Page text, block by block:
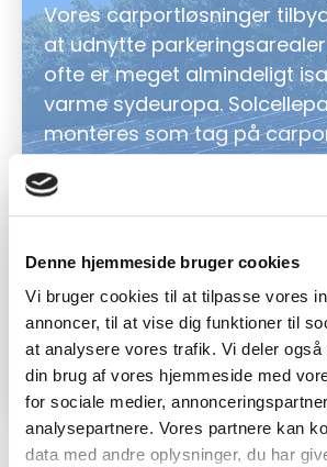
Denne hjemmeside bruger cookies
Vi bruger cookies til at tilpasse vores
annoncer, til at vise dig funktioner til
at analysere vores trafik. Vi deler også
din brug af vores hjemmeside med
for sociale medier,
analysepartnere. Vores partnere kan
data med andre oplysninger, du har
Vores carportløsninger
at udnytte
ofte er meget almindeligt
varme sydeuropa.
monteres som tag på
beskytter køretøjer mod
påvirkninger og samtidig
energi. Carportløsninger er
virksomheder, der ønsker at
maksimere brugen af deres
udendørsarealer.